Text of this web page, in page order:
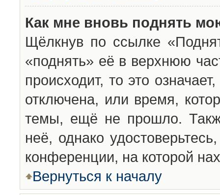
Как мне вновь поднять
Щёлкнув по ссылке
«поднять» её в верхнюю
происходит, то это
отключена, или время,
темы, ещё не прошло.
неё, однако
конференции, на которой
Вернуться к началу